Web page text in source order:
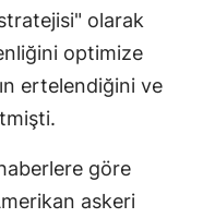
olarak
optimize
ertelendiğini ve
göre
askeri